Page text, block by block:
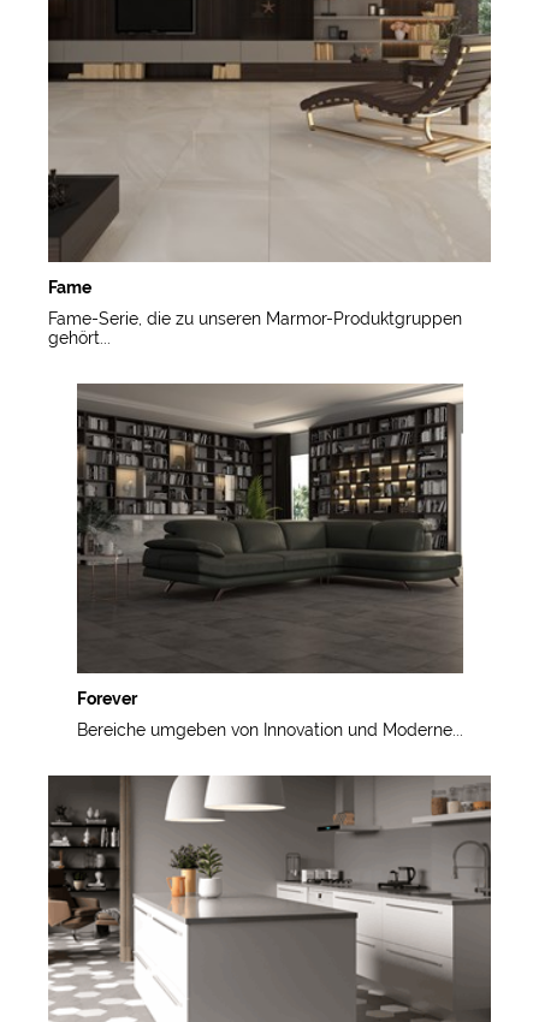
Fame
Fame-Serie, die zu unseren Marmor-Produktgruppen
gehört...
Forever
Bereiche umgeben von Innovation und Moderne...